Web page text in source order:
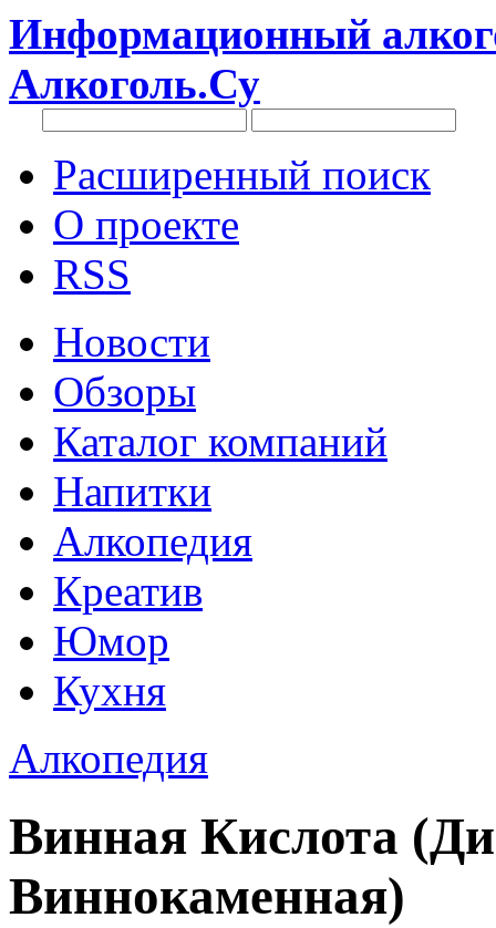
Информационный
Алкоголь.Су
Расширенный поиск
О проекте
RSS
Новости
Обзоры
Каталог компаний
Напитки
Алкопедия
Креатив
Юмор
Кухня
Алкопедия
Винная Кислота
Виннокаменная)